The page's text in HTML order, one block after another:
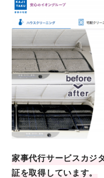
家事代行サービスカジ
証を取得しています。